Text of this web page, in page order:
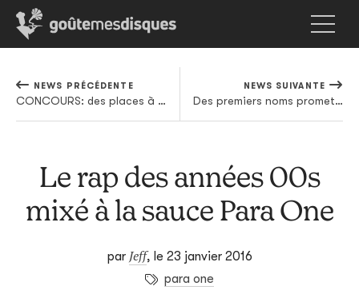
NEWS PRÉCÉDENTE
CONCOURS: des places à gagner pour le concert d'OG Maco au Moulin Rouge
NEWS SUIVANTE
Des premiers noms prometteurs pour les Ardentes
Le rap des années 00s
mixé à la sauce Para One
par Jeff, le 23 janvier 2016
para one